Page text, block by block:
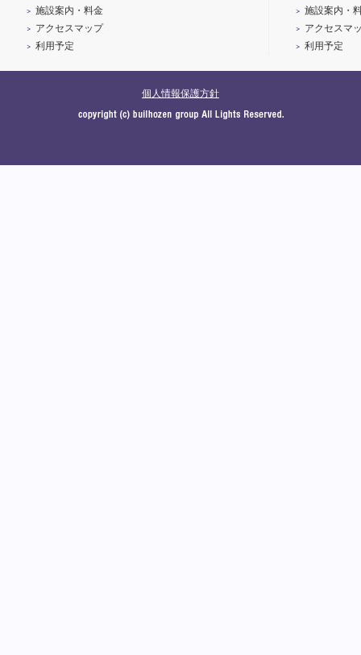
施設案内・料金
アクセスマップ
利用予定
施設案内・
アクセスマ
利用予定
個人情報保護方針